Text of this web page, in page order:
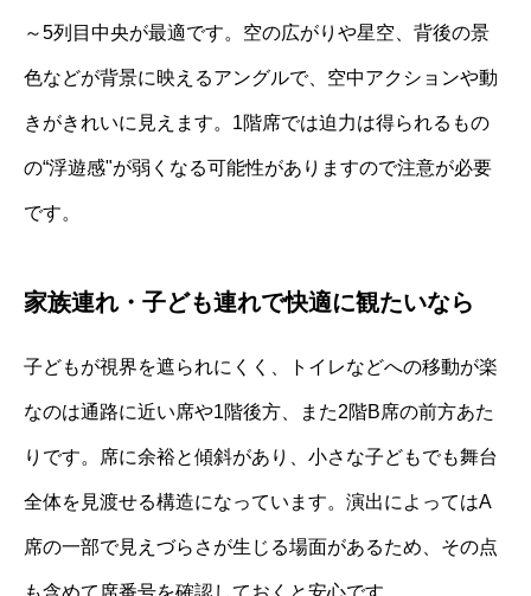
～5列目中央が最適です。空の広がりや星空、背後の景
色などが背景に映えるアングルで、空中アクションや動
きがきれいに見えます。1階席では迫力は得られるもの
の“浮遊感"が弱くなる可能性がありますので注意が必要
です。
家族連れ・子ども連れで快適に観たいなら
子どもが視界を遮られにくく、トイレなどへの移動が楽
なのは通路に近い席や1階後方、また2階B席の前方あた
りです。席に余裕と傾斜があり、小さな子どもでも舞台
全体を見渡せる構造になっています。演出によってはA
席の一部で見えづらさが生じる場面があるため、その点
も含めて席番号を確認しておくと安心です。